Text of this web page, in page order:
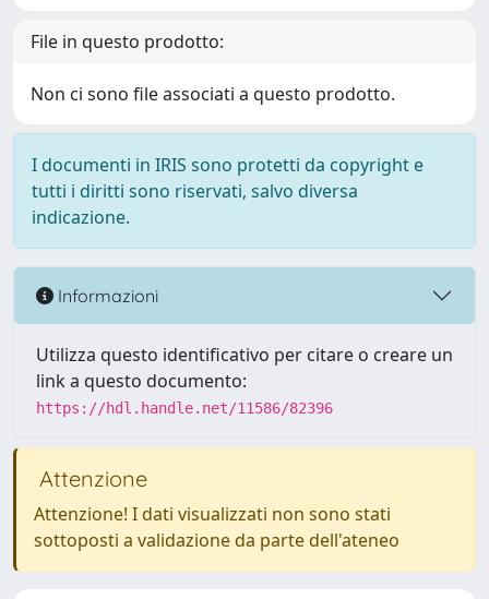
File in questo prodotto:
Non ci sono file associati a questo prodotto.
I documenti in IRIS sono protetti da copyright e
tutti i diritti sono riservati, salvo diversa
indicazione.
Informazioni
Utilizza questo identificativo per citare o creare un
link a questo documento:
https://hdl.handle.net/11586/82396
Attenzione
Attenzione! I dati visualizzati non sono stati
sottoposti a validazione da parte dell'ateneo